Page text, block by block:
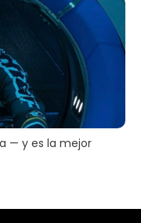
— y es la mejor